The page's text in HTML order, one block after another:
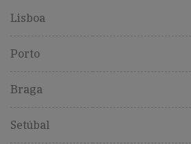
Lisboa
Porto
Braga
Setúbal